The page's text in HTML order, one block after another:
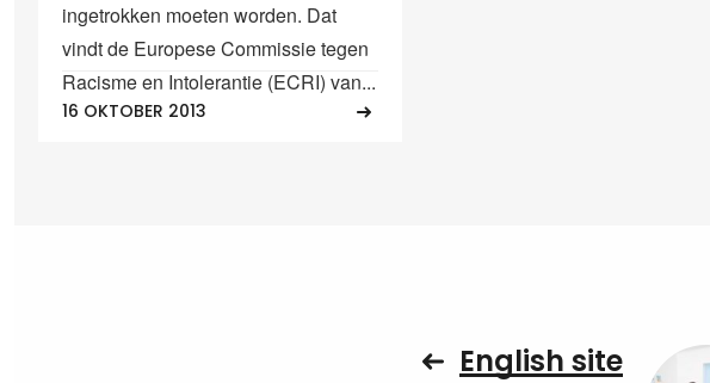
ingetrokken moeten worden. Dat
vindt de Europese Commissie tegen
Racisme en Intolerantie (ECRI) van...
16 OKTOBER 2013
English site